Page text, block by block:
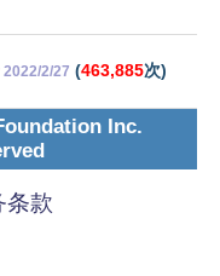
2022/2/27 (463,885次)
Inc.
条款